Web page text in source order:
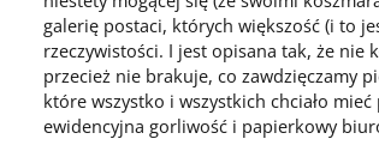
galerię postaci, których większość (i to
rzeczywistości. I jest opisana tak, że nie
przecież nie brakuje, co zawdzięczamy
które wszystko i wszystkich chciało
ewidencyjna gorliwość i papierkowy